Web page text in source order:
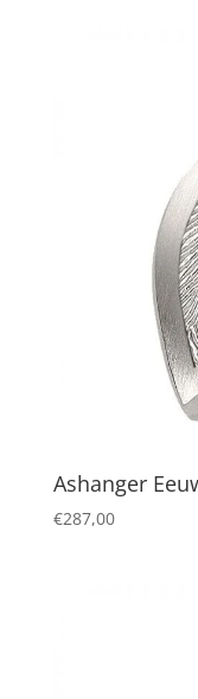
Ashanger
€287,00